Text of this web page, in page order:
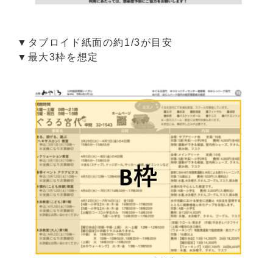
▼タブロイド紙面の約1/3が目安
▼最大3枠を想定